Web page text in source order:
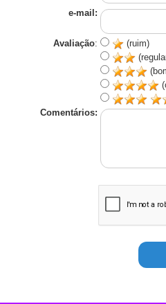
e-mail:
Avaliação:
(ruim)
Comentários: